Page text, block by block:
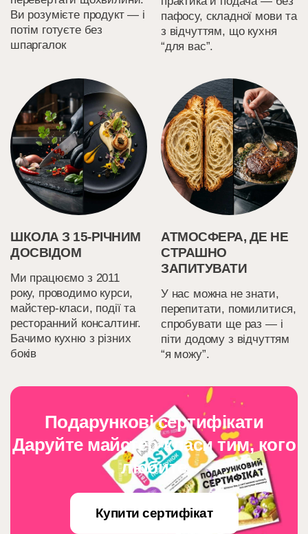
Ви розумієте продукт — і
потім готуєте без
шпаргалок
пафосу, складної мови та
з відчуттям, що кухня
“для вас”.
ШКОЛА З 15-РІЧНИМ
ДОСВІДОМ
Ми працюємо з 2011
року, проводимо курси,
майстер-класи, події та
ресторанний консалтинг.
Бачимо кухню з різних
боків
АТМОСФЕРА, ДЕ НЕ
СТРАШНО
ЗАПИТУВАТИ
У нас можна не знати,
перепитати, помилитися,
спробувати ще раз — і
піти додому з відчуттям
“я можу”.
Подарункові сертифікати
Даруйте майстер-класи тим, кого
любите
Купити сертифікат